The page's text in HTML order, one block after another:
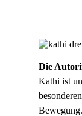
Die
Kathi ist